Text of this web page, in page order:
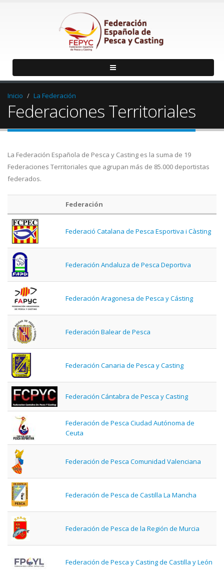
Inicio La Federación
Federaciones Territoriales
La Federación Española de Pesca y Casting es la suma de 19
Federaciones Territoriales que agrupan más de 85.000 deportistas
federados.
Federación
Federació Catalana de Pesca Esportiva i Càsting
Federación Andaluza de Pesca Deportiva
Federación Aragonesa de Pesca y Cásting
Federación Balear de Pesca
Federación Canaria de Pesca y Casting
Federación Cántabra de Pesca y Casting
Federación de Pesca Ciudad Autónoma de
Ceuta
Federación de Pesca Comunidad Valenciana
Federación de Pesca de Castilla La Mancha
Federación de Pesca de la Región de Murcia
Federación de Pesca y Casting de Castilla y León